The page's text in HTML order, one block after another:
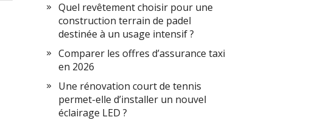
Quel revêtement choisir pour une
construction terrain de padel
destinée à un usage intensif ?
Comparer les offres d’assurance taxi
en 2026
Une rénovation court de tennis
permet-elle d’installer un nouvel
éclairage LED ?